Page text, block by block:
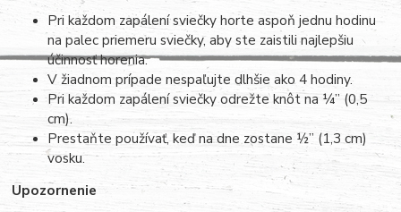
Pri každom zapálení sviečky horte aspoň jednu hodinu
na palec priemeru sviečky, aby ste zaistili najlepšiu
účinnosť horenia.
V žiadnom prípade nespaľujte dlhšie ako 4 hodiny.
Pri každom zapálení sviečky odrežte knôt na ¼” (0,5
cm).
Prestaňte používať, keď na dne zostane ½” (1,3 cm)
vosku.
Upozornenie